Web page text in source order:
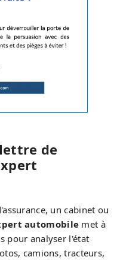
de
un cabinet ou
automobile met à
pour analyser l'état
camions, tracteurs,